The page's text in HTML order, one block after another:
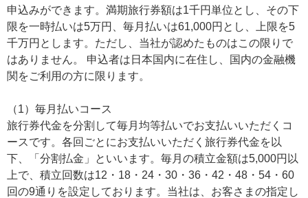
申込みができます。満期旅行券額は1千円単位とし、その下
限を一時払いは5万円、毎月払いは61,000円とし、上限を5
千万円とします。ただし、当社が認めたものはこの限りで
はありません。 申込者は日本国内に在住し、国内の金融機
関をご利用の方に限ります。
（1）毎月払いコース
旅行券代金を分割して毎月均等払いでお支払いいただくコ
ースです。各回ごとにお支払いいただく旅行券代金を以
下、「分割払金」といいます。毎月の積立金額は5,000円以
上で、積立回数は12・18・24・30・36・42・48・54・60
回の9通りを設定しております。当社は、お客さまの指定し